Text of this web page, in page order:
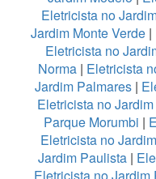
Eletricista no
Jardim Monte Verde |
Eletricista no
Norma| Eletricista
Jardim Palmares |
Eletricista no
Parque Morumbi |
Eletricista no
Jardim Paulista |